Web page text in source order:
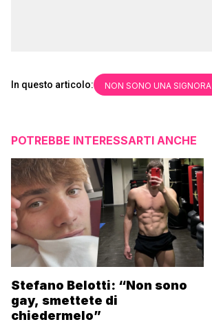
In questo articolo: NON SONO UNA SIGNORA
POTREBBE INTERESSARTI ANCHE
Stefano Belotti: “Non sono
gay, smettete di
chiedermelo”